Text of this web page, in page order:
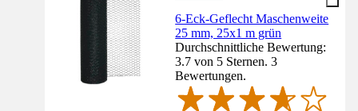
6-Eck-Geflecht Maschenweite
25 mm, 25x1 m grün
Durchschnittliche Bewertung:
3.7 von 5 Sternen. 3
Bewertungen.